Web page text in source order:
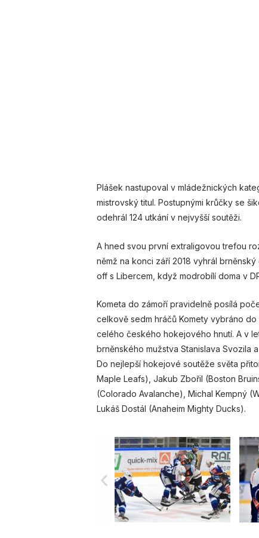
Plášek nastupoval v mládežnických
mistrovský titul. Postupnými krůčky se
odehrál 124 utkání v nejvyšší soutěži.
A hned svou první extraligovou trefou
němž na konci září 2018 vyhrál
off s Libercem, když modrobílí doma v
Kometa do zámoří pravidelně posílá
celkově sedm hráčů Komety vybráno
celého českého hokejového hnutí. A v
brněnského mužstva Stanislava Svozila
Do nejlepší hokejové soutěže světa
Maple Leafs), Jakub Zbořil (Boston
(Colorado Avalanche), Michal Kempný
Lukáš Dostál (Anaheim Mighty Ducks).